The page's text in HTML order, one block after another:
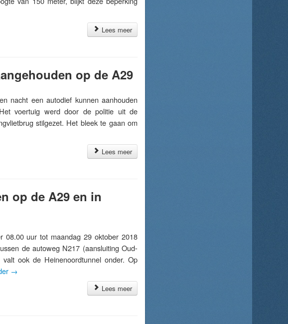
Lees meer
op de A29
nacht een autodief kunnen aanhouden
voertuig werd door de politie uit de
stilgezet. Het bleek te gaan om
Lees meer
op de A29 en in
08.00 uur tot maandag 29 oktober 2018
de autoweg N217 (aansluiting Oud-
ook de Heinenoordtunnel onder. Op
→
Lees meer